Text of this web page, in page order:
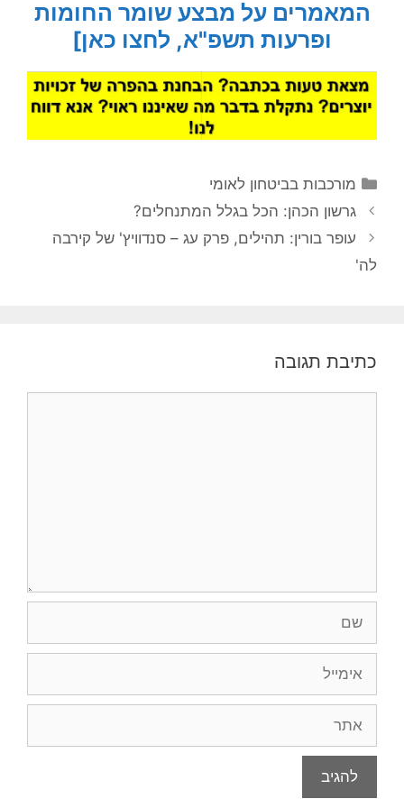
המאמרים על מבצע שומר החומות
ופרעות תשפ"א, לחצו כאן]
קטגוריות
מורכבות בביטחון לאומי
גרשון הכהן: הכל בגלל המתנחלים?
עופר בורין: תהילים, פרק עג – סנדוויץ' של קירבה
לה'
כתיבת תגובה